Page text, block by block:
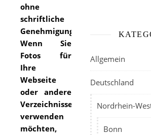
ohne
schriftliche
Genehmigung.
Wenn Sie
Fotos für
Ihre
Webseite
oder andere
Verzeichnisse
verwenden
möchten,
Allgemein
Deutschland
Nordrhein-
Bonn